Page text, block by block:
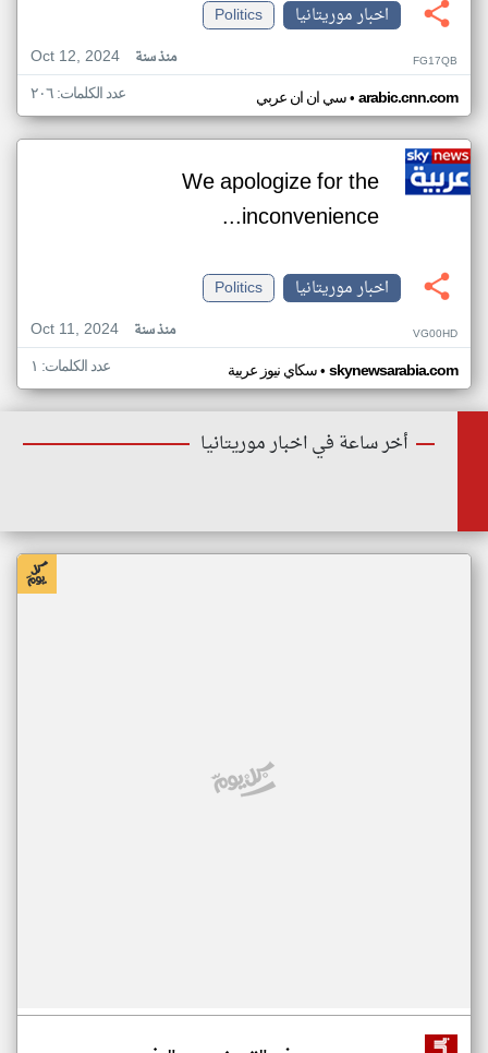
اخبار موريتانيا
Politics
Oct 12, 2024
منذ سنة FG17QB
سي ان ان عربي• arabic.cnn.com عدد الكلمات: ٢٠٦
We apologize for the
inconvenience...
اخبار موريتانيا
Politics
Oct 11, 2024
منذ سنة VG00HD
سكاي نيوز عربية• skynewsarabia.com عدد الكلمات: ١
أخر ساعة في اخبار موريتانيا